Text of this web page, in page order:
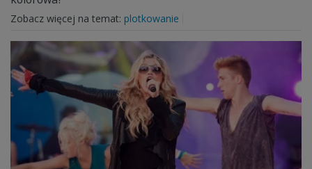
Zobacz więcej na temat: plotkowanie